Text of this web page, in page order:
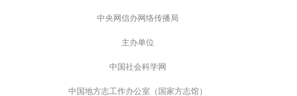
中央网信办网络传播局
主办单位
中国社会科学网
中国地方志工作办公室（国家方志馆）